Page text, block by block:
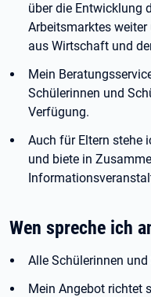
über die Entwicklung
Arbeitsmarktes
aus Wirtschaft und
Mein
Schülerinnen und
Verfügung.
Auch für Eltern stehe
und biete in
Wen spreche ich
Alle Schülerinnen
Mein Angebot richtet